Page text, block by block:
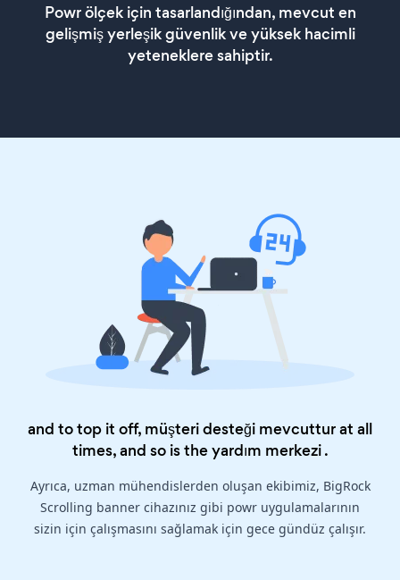
Powr ölçek için tasarlandığından, mevcut en
gelişmiş yerleşik güvenlik ve yüksek hacimli
yeteneklere sahiptir.
and to top it off, müşteri desteği mevcuttur at all
times, and so is theyardım merkezi.
Ayrıca, uzman mühendislerden oluşan ekibimiz, BigRock
Scrolling banner cihazınız gibi powr uygulamalarının
sizin için çalışmasını sağlamak için gece gündüz çalışır.